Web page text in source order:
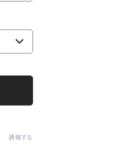
通報する